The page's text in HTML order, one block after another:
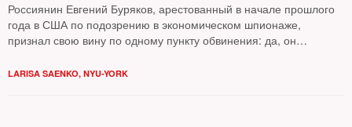
Россиянин Евгений Буряков, арестованный в начале прошлого
года в США по подозрению в экономическом шпионаже,
признал свою вину по одному пункту обвинения: да, он
правительства РФ». По ходу рассмотрения его дела в нью-
LARISA SAENKO, NYU-YORK